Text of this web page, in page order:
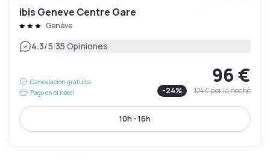
ibis Geneve Centre Gare
Genève
4.3/5|35 Opiniones
Cancelación gratuita
Pago en el hotel
96 €
-24% 124 €por la noche
10h - 16h